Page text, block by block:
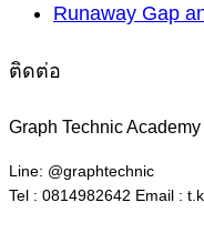
Runaway Gap
ติดต่อ
Graph Technic Academy
Line: @graphtechnic
Tel : 0814982642 Email :